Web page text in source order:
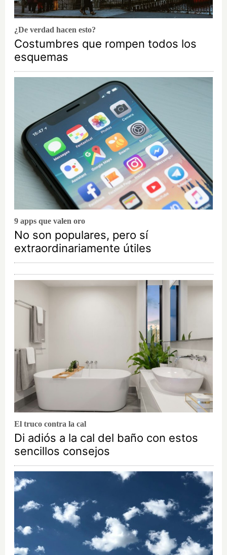
¿De verdad hacen esto?
Costumbres que rompen todos los
esquemas
9 apps que valen oro
No son populares, pero sí
extraordinariamente útiles
El truco contra la cal
Di adiós a la cal del baño con estos
sencillos consejos